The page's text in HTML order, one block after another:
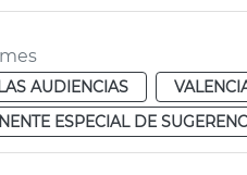
AUDIENCIAS
ESPECIAL DE